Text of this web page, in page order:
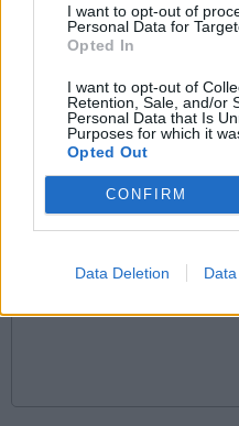
I want to opt-out of
Personal Data for
Opted In
I want to opt-out of
Retention, Sale, and/or
Personal Data that Is
Purposes for which it
Opted Out
CONFIRM
Data Deletion
Rašyti komentarą
Jūsų vardas
Komentaras